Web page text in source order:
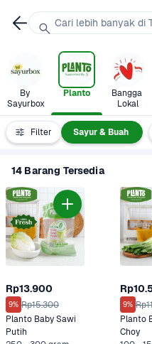
By
Sayurbox
Planto
Bangga
Lokal
Filter
Masak Sayur & Buah
14 Barang Tersedia
Rp13.900
9% Rp15.300
Planto Baby Sawi
Putih
9%
Planto
Choy
Cari lebih banyak di